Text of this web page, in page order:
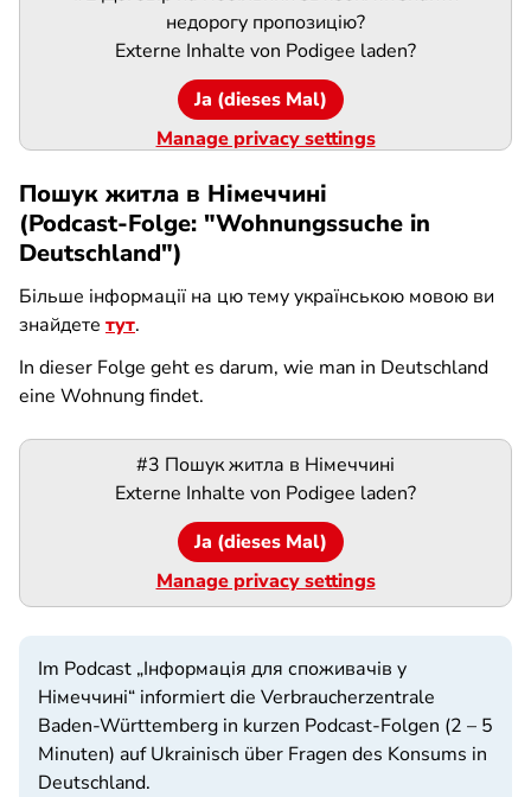
недорогу пропозицію?
Externe Inhalte von Podigee laden?
Ja (dieses Mal)
Manage privacy settings
Пошук житла в Німеччині
(Podcast-Folge: "Wohnungssuche in
Deutschland")
Більше інформації на цю тему українською мовою ви
знайдете тут.
In dieser Folge geht es darum, wie man in Deutschland
eine Wohnung findet.
Podigee-
#3 Пошук житла в Німеччині
Externe Inhalte von Podigee laden?
Ja (dieses Mal)
Manage privacy settings
Im Podcast „Інформація для споживачів у
Німеччині“ informiert die Verbraucherzentrale
Baden-Württemberg in kurzen Podcast-Folgen (2 – 5
Minuten) auf Ukrainisch über Fragen des Konsums in
Deutschland.